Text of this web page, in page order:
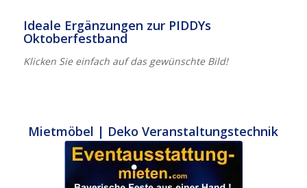
Ideale Ergänzungen zur PIDDYs
Oktoberfestband
Klicken Sie einfach auf das gewünschte Bild!
Mietmöbel | Deko Veranstaltungstechnik